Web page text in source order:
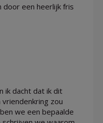
door een heerlijk fris
ik dacht dat ik dit
zou
we een bepaalde